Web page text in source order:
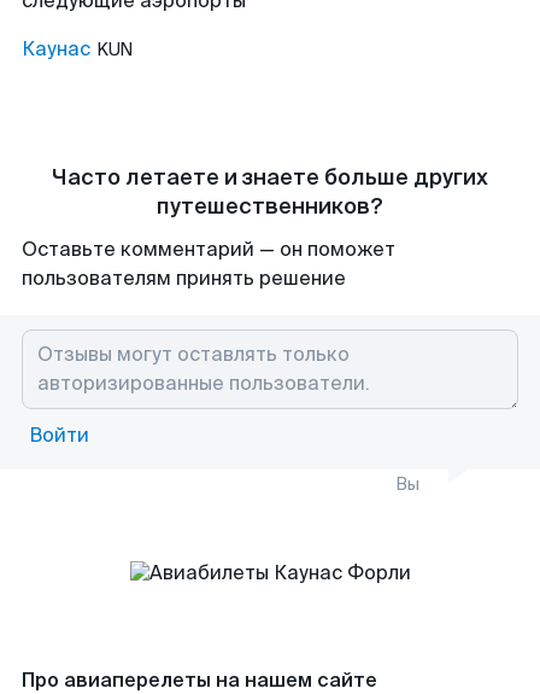
Каунас KUN
Часто летаете и знаете больше других
путешественников?
Оставьте комментарий — он поможет
пользователям принять решение
Войти
Вы
Про авиаперелеты на нашем сайте